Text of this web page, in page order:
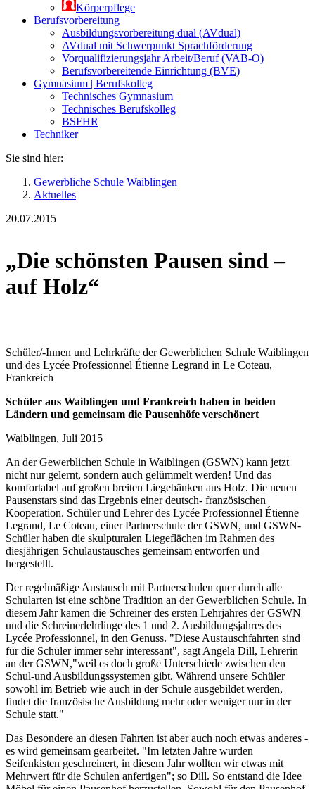
Körperpflege
Berufsvorbereitung
Ausbildungsvorbereitung dual (AVdual)
AVdual mit Schwerpunkt Sprachförderung
Vorqualifizierungsjahr Arbeit/Beruf (VAB-O)
Berufsvorbereitende Einrichtung (BVE)
Gymnasium | Berufskolleg
Technisches Gymnasium
Technisches Berufskolleg
BSFHR
Techniker
Sie sind hier:
Gewerbliche Schule Waiblingen
Aktuelles
20.07.2015
„Die schönsten Pausen sind –
auf Holz“
Schüler/-Innen und Lehrkräfte der Gewerblichen Schule Waiblingen
und des Lycée Professionnel Étienne Legrand in Le Coteau,
Frankreich
Schüler aus Waiblingen und Frankreich haben in beiden
Ländern und gemeinsam die Pausenhöfe verschönert
Waiblingen, Juli 2015
An der Gewerblichen Schule in Waiblingen (GSWN) kann jetzt
nicht nur gelernt, sondern auch gelümmelt werden! Und das
komfortabel auf großen breiten Liegebänken aus Holz. Die neuen
Pausenstars sind das Ergebnis einer deutsch- französischen
Kooperation. Schüler und Lehrer des Lycée Professionnel Étienne
Legrand, Le Coteau, einer Partnerschule der GSWN, und GSWN-
Schüler haben die skulpturalen Liegeflächen im Rahmen des
diesjährigen Schulaustausches gemeinsam entworfen und
hergestellt.
Der regelmäßige Austausch mit Partnerschulen quer durch alle
Schularten ist eine schöne Tradition an der Gewerblichen Schule. In
diesem Jahr kamen die Schreiner des ersten Lehrjahres der GSWN
und die Schreinerlehrlinge des 1 und 2. Ausbildungsjahres des
Lycée Professionnel, in den Genuss. "Diese Austauschfahrten sind
für die Schüler immer sehr interessant", sagt Angela Dill, Lehrerin
an der GSWN,"weil es doch große Unterschiede zwischen den
Schul-und Ausbildungssystemen gibt. Während unsere Schüler
sowohl im Betrieb wie auch in der Schule ausgebildet werden,
findet die französische Ausbildung mehr oder weniger nur in der
Schule statt."
Das Besondere an diesen Fahrten ist aber auch noch etwas anderes -
es wird gemeinsam gearbeitet. "Im letzten Jahre wurden
Seifenkisten geschreinert, in diesem Jahr wollten wir etwas mit
Mehrwert für die Schulen anfertigen"; so Dill. So entstand die Idee